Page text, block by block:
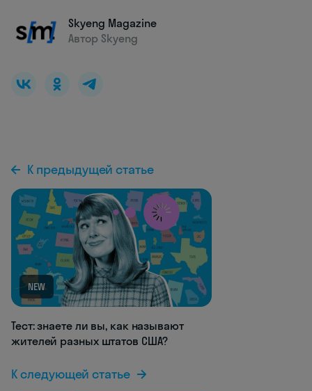
Skyeng Magazine
Автор Skyeng
К предыдущей статье
NEW
Тест: знаете ли вы, как называют
жителей разных штатов США?
К следующей статье